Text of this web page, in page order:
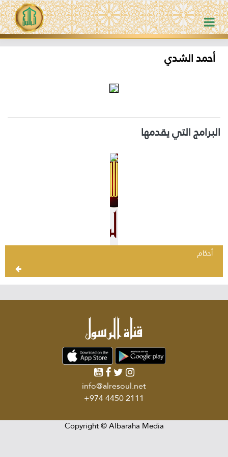
أحمد الشدي
البرامج التي يقدمها
أحكام
info@alresoul.net
+974 4450 2111
Copyright ©Albaraha Media